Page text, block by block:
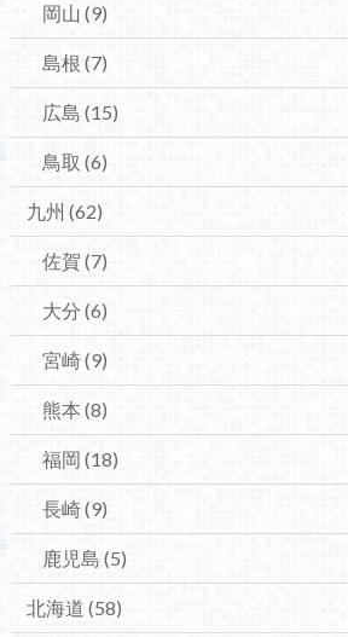
岡山 (9)
島根 (7)
広島 (15)
鳥取 (6)
九州 (62)
佐賀 (7)
大分 (6)
宮崎(9)
熊本(8)
福岡 (18)
長崎(9)
鹿児島 (5)
北海道 (58)